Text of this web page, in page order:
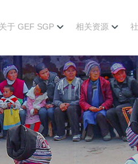
关于 GEF SGP 相关资源